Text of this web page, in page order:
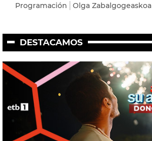
Programación
Olga Zabalgogeaskoa
DESTACAMOS